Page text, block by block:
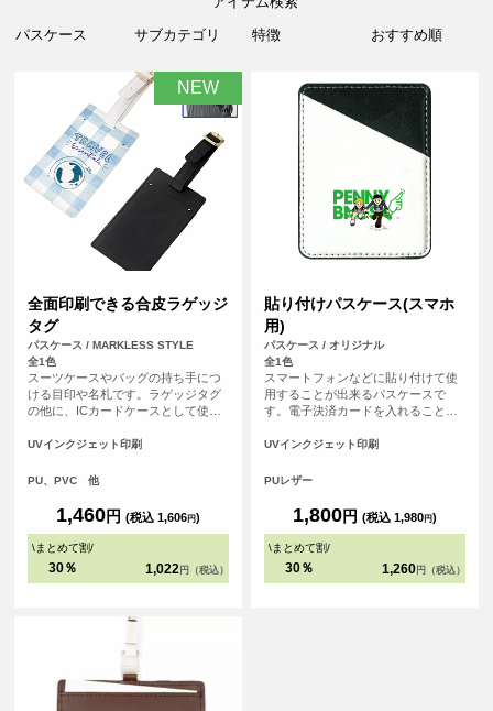
NEW
全面印刷できる合皮ラゲッジ
タグ
パスケース / MARKLESS STYLE
全1色
スーツケースやバッグの持ち手につ
ける目印や名札です。ラゲッジタグ
の他に、ICカードケースとして使用
ので、販促品やイベント物販などに
ルト部分には印刷されません
UVインクジェット印刷
PU、PVC 他
1,460円 (税込 1,606円)
\まとめて割/
30％ 1,022 円（税込）
貼り付けパスケース(スマホ
用)
パスケース / オリジナル
全1色
スマートフォンなどに貼り付けて使
用することが出来るパスケースで
す。電子決済カードを入れることで
をおサイフケータイのように使うこ
ンをして自分だけのオリジナルパス
UVインクジェット印刷
PUレザー
1,800円 (税込 1,980円)
\まとめて割/
30％ 1,260 円（税込）